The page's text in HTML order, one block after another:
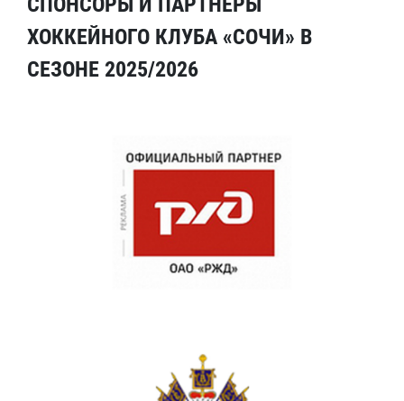
ХОККЕЙНОГО КЛУБА «СОЧИ» В
СЕЗОНЕ 2025/2026